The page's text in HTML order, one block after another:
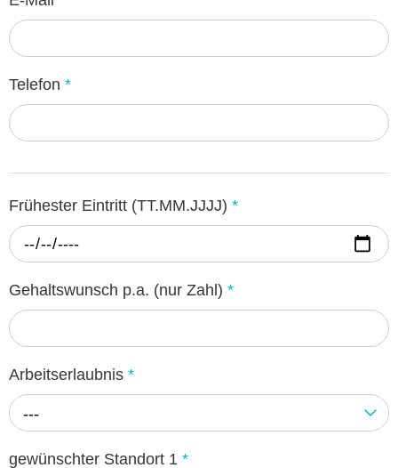
Telefon *
Frühester Eintritt (TT.MM.JJJJ) *
Gehaltswunsch p.a. (nur Zahl) *
Arbeitserlaubnis *
---
gewünschter Standort 1 *